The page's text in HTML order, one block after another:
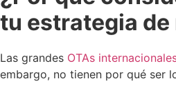
tu estrategia
Las grandes OTAs
embargo, no tienen por qué ser